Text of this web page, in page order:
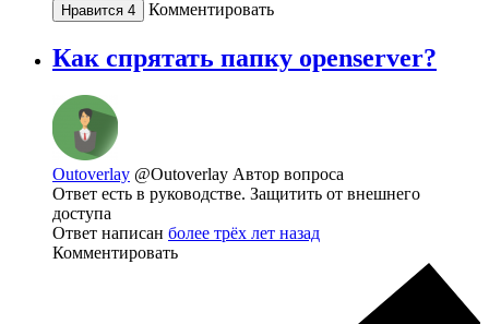
Нравится 4 Комментировать
Как спрятать папку openserver?
Outoverlay @Outoverlay Автор вопроса
Ответ есть в руководстве. Защитить от внешнего
доступа
Ответ написан более трёх лет назад
Комментировать